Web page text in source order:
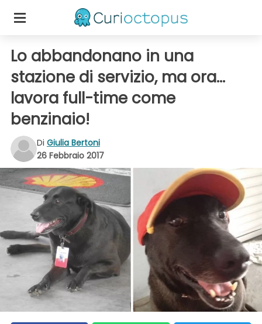
Lo abbandonano in una
stazione di servizio, ma ora...
lavora full-time come
benzinaio!
Di Giulia Bertoni
26 Febbraio 2017